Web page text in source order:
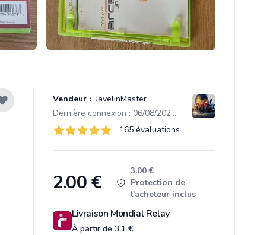
Vendeur : JavelinMaster
Dernière connexion : 06/08/2026 15:05
Évaluations
165 sur 5 étoiles165 évaluations
Product information
2.00€
3.00 €
Protection de
l'acheteur inclus
Livraison Mondial Relay
À partir de 3.1 €